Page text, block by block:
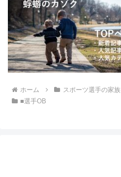
ホーム スポーツ選手の家族
■選手OB